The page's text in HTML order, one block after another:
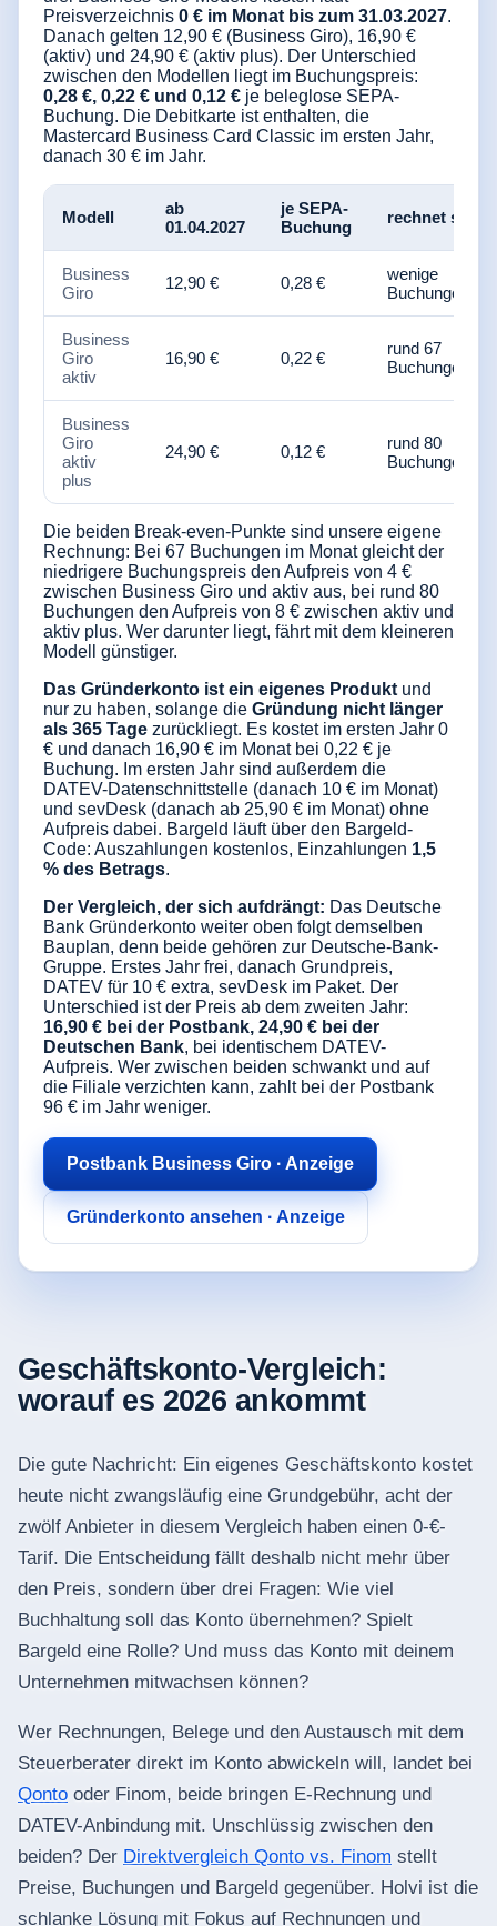
Preisverzeichnis 0 € im Monat bis zum 31.03.2027.
Danach gelten 12,90 € (Business Giro), 16,90 €
(aktiv) und 24,90 € (aktiv plus). Der Unterschied
zwischen den Modellen liegt im Buchungspreis:
0,28 €, 0,22 € und 0,12 € je beleglose SEPA-
Buchung. Die Debitkarte ist enthalten, die
Mastercard Business Card Classic im ersten Jahr,
danach 30 € im Jahr.
Modell
ab
01.04.2027
je SEPA-
Buchung
rechnet sich
Business
Giro
12,90 € 0,28 €
wenige
Buchungen
Business
Giro
aktiv
16,90 € 0,22 €
rund 67
Buchungen/
Business
Giro
aktiv
plus
24,90 € 0,12 €
rund 80
Buchungen/
Die beiden Break-even-Punkte sind unsere eigene
Rechnung: Bei 67 Buchungen im Monat gleicht der
niedrigere Buchungspreis den Aufpreis von 4 €
zwischen Business Giro und aktiv aus, bei rund 80
Buchungen den Aufpreis von 8 € zwischen aktiv und
aktiv plus. Wer darunter liegt, fährt mit dem kleineren
Modell günstiger.
Das Gründerkonto ist ein eigenes Produktund
nur zu haben, solange die Gründung nicht länger
als 365 Tage zurückliegt. Es kostet im ersten Jahr 0
€ und danach 16,90 € im Monat bei 0,22 € je
Buchung. Im ersten Jahr sind außerdem die
DATEV-Datenschnittstelle (danach 10 € im Monat)
und sevDesk (danach ab 25,90 € im Monat) ohne
Aufpreis dabei. Bargeld läuft über den Bargeld-
Code: Auszahlungen kostenlos, Einzahlungen 1,5
% des Betrags.
Der Vergleich, der sich aufdrängt: Das Deutsche
Bank Gründerkonto weiter oben folgt demselben
Bauplan, denn beide gehören zur Deutsche-Bank-
Gruppe. Erstes Jahr frei, danach Grundpreis,
DATEV für 10 € extra, sevDesk im Paket. Der
Unterschied ist der Preis ab dem zweiten Jahr:
16,90 € bei der Postbank, 24,90 € bei der
Deutschen Bank, bei identischem DATEV-
Aufpreis. Wer zwischen beiden schwankt und auf
die Filiale verzichten kann, zahlt bei der Postbank
96 € im Jahr weniger.
Postbank Business Giro · Anzeige
Gründerkonto ansehen · Anzeige
Geschäftskonto-Vergleich:
worauf es 2026 ankommt
Die gute Nachricht: Ein eigenes Geschäftskonto kostet
heute nicht zwangsläufig eine Grundgebühr, acht der
zwölf Anbieter in diesem Vergleich haben einen 0-€-
Tarif. Die Entscheidung fällt deshalb nicht mehr über
den Preis, sondern über drei Fragen: Wie viel
Buchhaltung soll das Konto übernehmen? Spielt
Bargeld eine Rolle? Und muss das Konto mit deinem
Unternehmen mitwachsen können?
Wer Rechnungen, Belege und den Austausch mit dem
Steuerberater direkt im Konto abwickeln will, landet bei
Qonto oder Finom, beide bringen E-Rechnung und
DATEV-Anbindung mit. Unschlüssig zwischen den
beiden? Der Direktvergleich Qonto vs. Finom stellt
Preise, Buchungen und Bargeld gegenüber. Holvi ist die
schlanke Lösung mit Fokus auf Rechnungen und